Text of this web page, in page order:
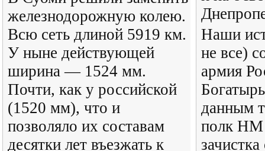
железнодорожную колею.
Всю сеть длиной 5919 км.
У ныне действующей
ширина — 1524 мм.
Почти, как у российской
(1520 мм), что и
позволяло их составам
десятки лет въезжать к
Наши
не все)
армия
данным
полк НМ